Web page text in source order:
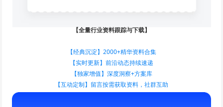
【全量行业资料跟踪与下载】
【经典沉淀】2000+精华资料合集
【实时更新】前沿动态持续速递
【独家增值】深度洞察+方案库
【互动定制】留言按需获取资料，社群互助